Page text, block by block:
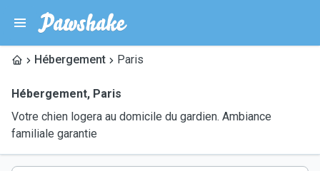
Hébergement Paris
Hébergement, Paris
Votre chien logera au domicile du gardien. Ambiance
familiale garantie